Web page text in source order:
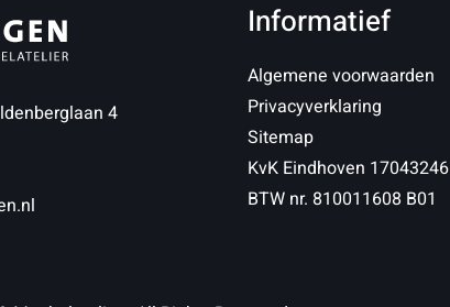
4
Informatief
Algemene voorwaarden
Privacyverklaring
Sitemap
KvK Eindhoven 17043246
BTW nr. 810011608 B01